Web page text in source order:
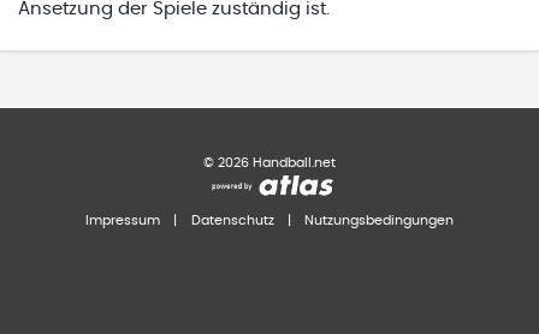
Ansetzung der Spiele zuständig ist.
© 2026 Handball.net
Impressum Datenschutz Nutzungsbedingungen